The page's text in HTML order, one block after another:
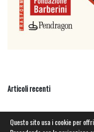
Articoli recenti
Categorie
Questo sito usa i cookie per